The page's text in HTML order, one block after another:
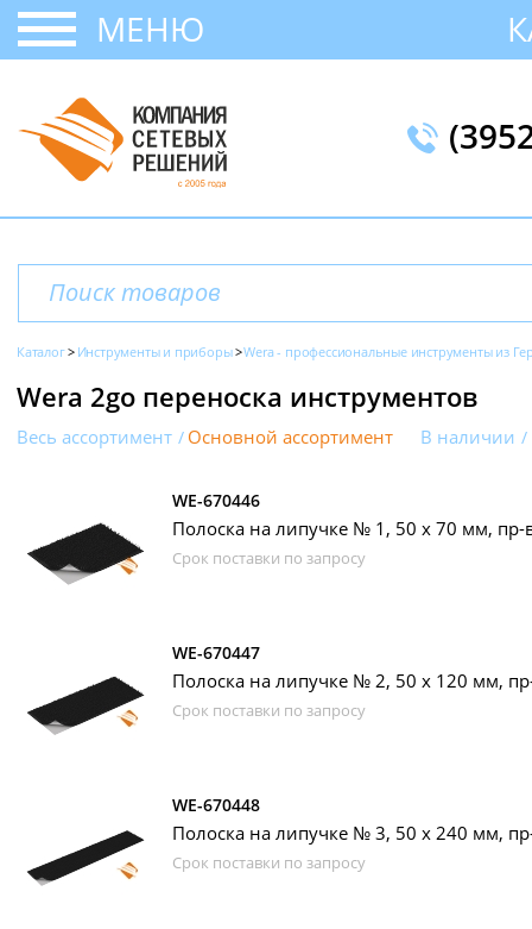
МЕНЮ
Каталог Инструменты и приборы Wera - профессиональные инструменты из
Wera 2go переноска инструментов
Весь ассортимент Основной ассортимент В наличии
WE-670446
Полоска на липучке № 1, 50 х 70 мм, пр-
Срок поставки по запросу
WE-670447
Полоска на липучке № 2, 50 х 120 мм,
Срок поставки по запросу
WE-670448
Полоска на липучке № 3, 50 х 240 мм,
Срок поставки по запросу